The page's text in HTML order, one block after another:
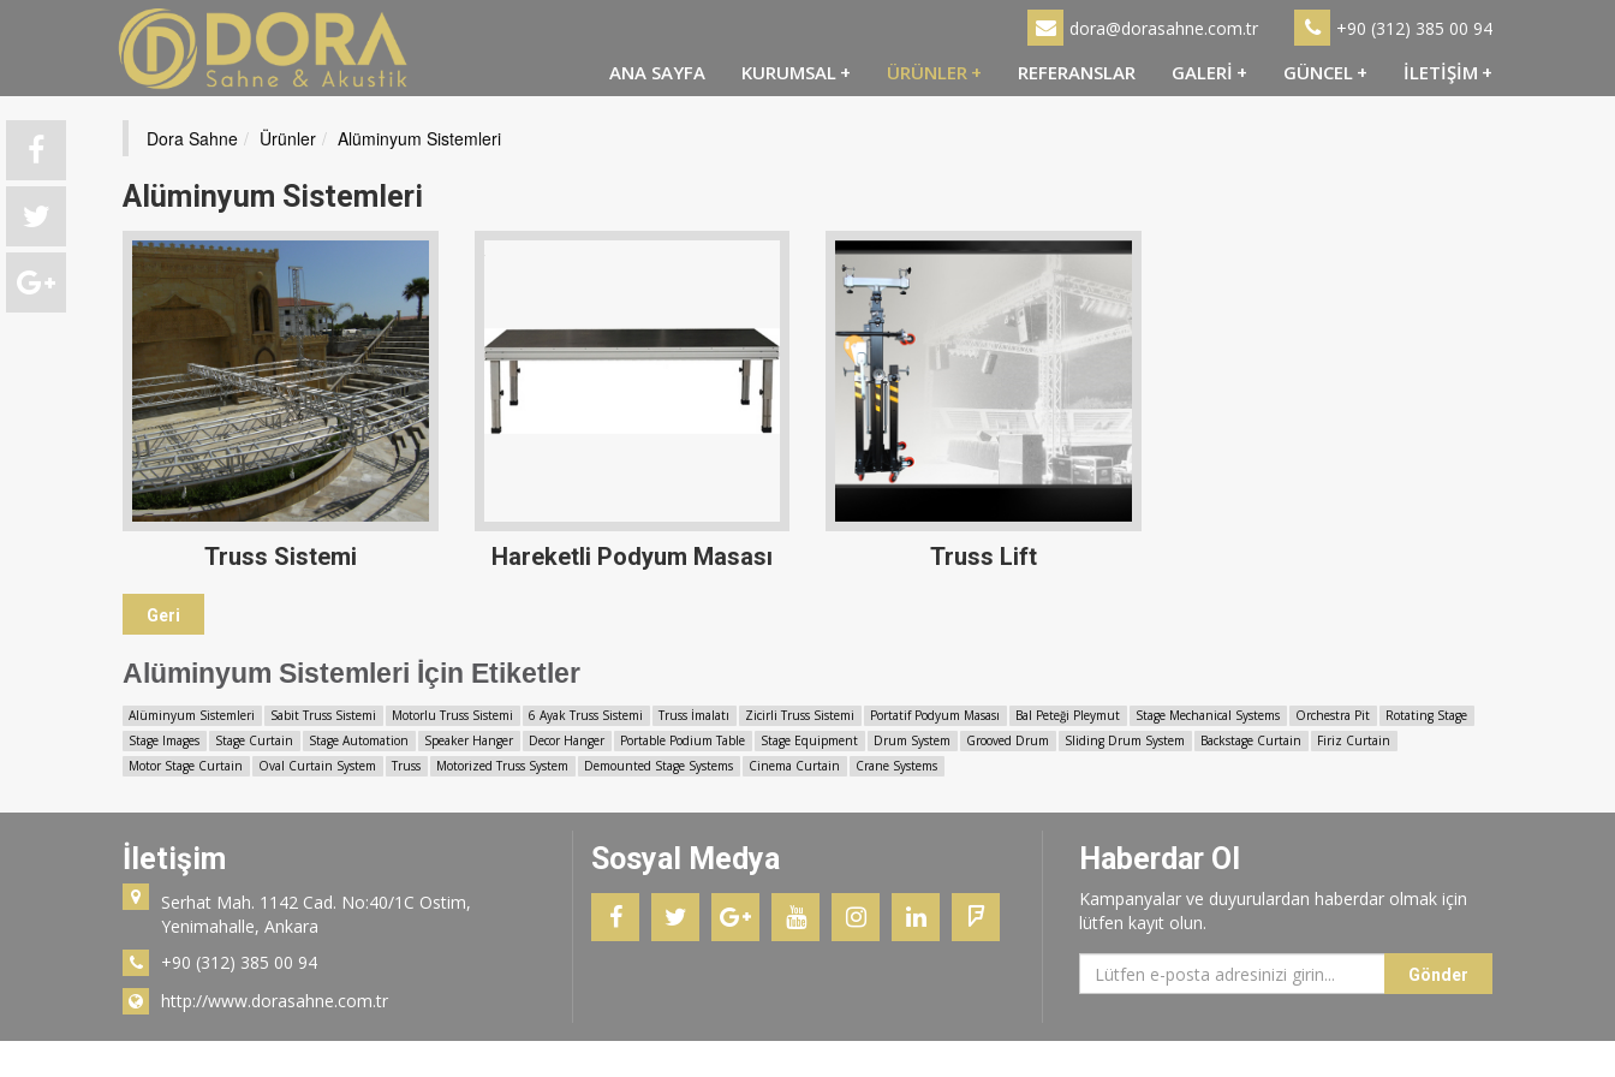
+90 (312) 385 00 94
dora@dorasahne.com.tr
ANA SAYFA KURUMSAL + ÜRÜNLER + REFERANSLAR GALERİ + GÜNCEL + İLETİŞİM +
Dora Sahne Ürünler Alüminyum Sistemleri
Alüminyum Sistemleri
Truss Sistemi Hareketli Podyum Masası Truss Lift
Geri
Alüminyum Sistemleri İçin Etiketler
Alüminyum Sistemleri Sabit Truss Sistemi Motorlu Truss Sistemi 6 Ayak Truss Sistemi Truss İmalatı Zicirli Truss Sistemi Portatif Podyum Masası Bal Peteği Pleymut Stage Mechanical Systems Orchestra Pit
Rotating Stage
Stage Images
Stage Curtain Stage Automation Speaker Hanger Decor Hanger Portable Podium Table Stage Equipment Drum System Grooved Drum Sliding Drum System Backstage Curtain
Firiz Curtain
Motor Stage Curtain
Oval Curtain System Truss Motorized Truss System Demounted Stage Systems Cinema Curtain Crane Systems
İletişim
Serhat Mah. 1142 Cad. No:40/1C Ostim,
Yenimahalle, Ankara
+90 (312) 385 00 94
http://www.dorasahne.com.tr
Sosyal Medya Haberdar Ol
Kampanyalar ve duyurulardan haberdar olmak için
lütfen kayıt olun.
Gönder